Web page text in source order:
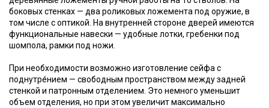
боковых стенках — два роликовых ложемента под оружие, в
том числе с оптикой. На внутренней стороне дверей имеются
функциональные навески — удобные лотки, гребенки под
шомпола, рамки под ножи.
При необходимости возможно изготовление сейфа с
поднутре́нием — свободным пространством между задней
стенкой и патронным отделением. Это немного уменьшит
объем отделения, но при этом увеличит максимально